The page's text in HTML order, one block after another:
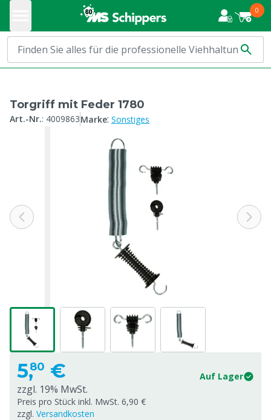
0
Torgriff mit Feder 1780
Art.-Nr.: 4009863Marke: Sonstiges
5,80 € Auf Lager
zzgl. 19% MwSt.
Preis pro Stück inkl. MwSt. 6,90 €
zzgl. Versandkosten